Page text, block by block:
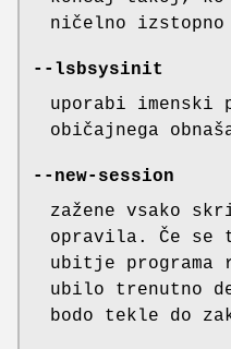
ničelno izstopno
--lsbsysinit
uporabi imenski
običajnega
--new-session
zažene vsako
opravila. Če se
ubitje programa
ubilo trenutno
bodo tekle do